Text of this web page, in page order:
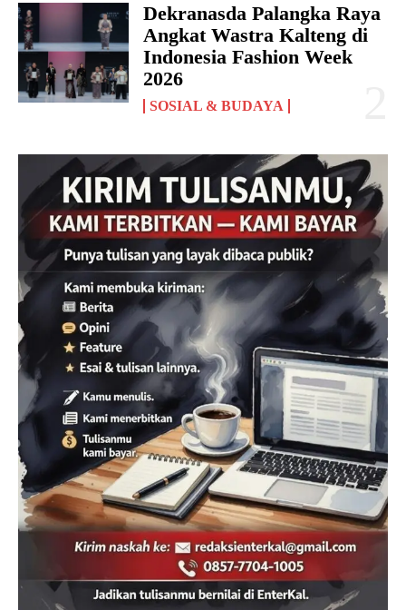
Dekranasda Palangka Raya
Angkat Wastra Kalteng di
Indonesia Fashion Week
2026
SOSIAL & BUDAYA